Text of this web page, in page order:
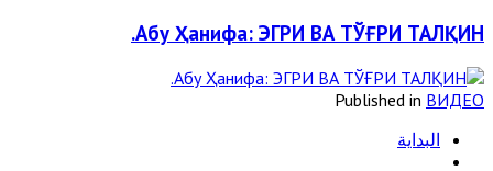
Абу Ҳанифа: ЭГРИ ВА ТЎҒРИ ТАЛҚИН.
Published in ВИДЕО
البداية